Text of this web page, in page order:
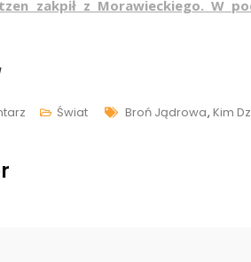
zakpił z Morawieckiego. W
Do
Świat Tags
Broń Jądrowa, Kim